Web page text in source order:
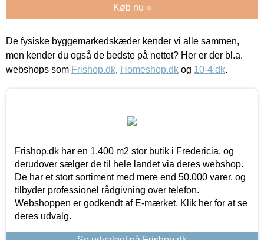
Køb nu »
De fysiske byggemarkedskæder kender vi alle sammen,
men kender du også de bedste på nettet? Her er der bl.a.
webshops som Frishop.dk, Homeshop.dk og 10-4.dk.
Frishop.dk har en 1.400 m2 stor butik i Fredericia, og
derudover sælger de til hele landet via deres webshop.
De har et stort sortiment med mere end 50.000 varer, og
tilbyder professionel rådgivning over telefon.
Webshoppen er godkendt af E-mærket. Klik her for at se
deres udvalg.